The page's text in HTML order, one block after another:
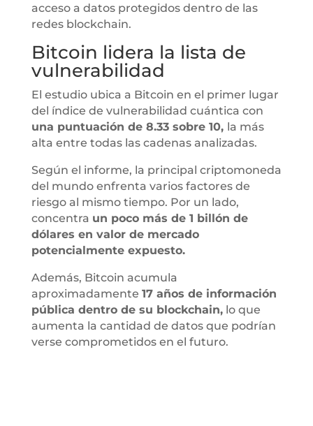
acceso a datos protegidos dentro de las
redes blockchain.
Bitcoin lidera la lista de
vulnerabilidad
El estudio ubica a Bitcoin en el primer lugar
del índice de vulnerabilidad cuántica con
una puntuación de 8.33 sobre 10, la más
alta entre todas las cadenas analizadas.
Según el informe, la principal criptomoneda
del mundo enfrenta varios factores de
riesgo al mismo tiempo. Por un lado,
concentra un poco más de 1 billón de
dólares en valor de mercado
potencialmente expuesto.
Además, Bitcoin acumula
aproximadamente 17 años de información
pública dentro de su blockchain,lo que
aumenta la cantidad de datos que podrían
verse comprometidos en el futuro.